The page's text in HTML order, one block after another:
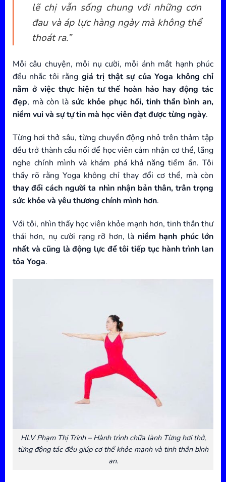
lẽ chị vẫn sống chung với những cơn
đau và áp lực hàng ngày mà không thể
thoát ra.”
Mỗi câu chuyện, mỗi nụ cười, mỗi ánh mắt hạnh phúc
đều nhắc tôi rằng giá trị thật sự của Yoga không chỉ
nằm ở việc thực hiện tư thế hoàn hảo hay động tác
đẹp, mà còn làsức khỏe phục hồi, tinh thần bình an,
niềm vui và sự tự tin mà học viên đạt được từng ngày.
Từng hơi thở sâu, từng chuyển động nhỏ trên thảm tập
đều trở thành cầu nối để học viên cảm nhận cơ thể, lắng
nghe chính mình và khám phá khả năng tiềm ẩn. Tôi
thấy rõ rằng Yoga không chỉ thay đổi cơ thể, mà còn
thay đổi cách người ta nhìn nhận bản thân, trân trọng
sức khỏe và yêu thương chính mình hơn.
Với tôi, nhìn thấy học viên khỏe mạnh hơn, tinh thần thư
thái hơn, nụ cười rạng rỡ hơn, là niềm hạnh phúc lớn
nhất và cũng là động lực để tôi tiếp tục hành trình lan
tỏa Yoga.
HLV Phạm Thị Trinh – Hành trình chữa lành Từng hơi thở,
từng động tác đều giúp cơ thể khỏe mạnh và tinh thần bình
an.